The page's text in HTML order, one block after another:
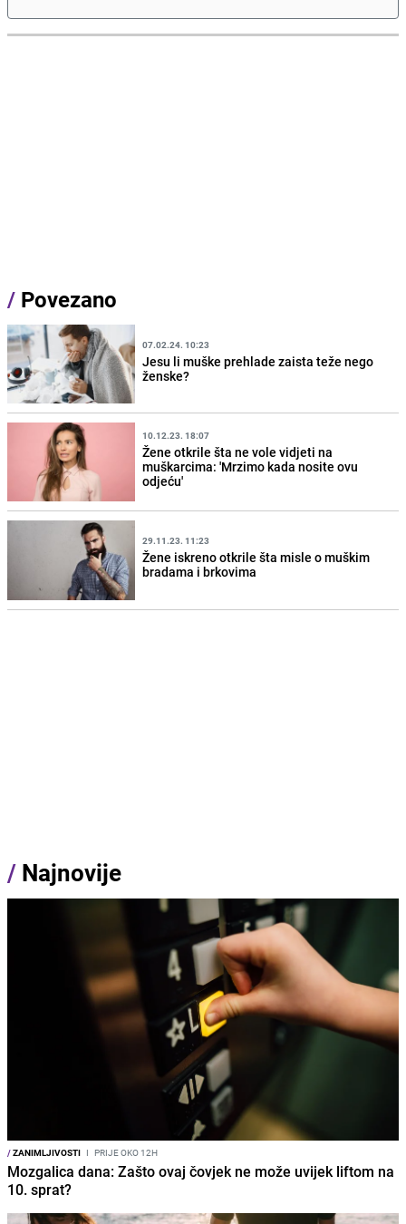
/ Povezano
07.02.24. 10:23
Jesu li muške prehlade zaista teže nego
ženske?
10.12.23. 18:07
Žene otkrile šta ne vole vidjeti na
muškarcima: 'Mrzimo kada nosite ovu
odjeću'
29.11.23. 11:23
Žene iskreno otkrile šta misle o muškim
bradama i brkovima
/ Najnovije
/ZANIMLJIVOSTI I PRIJE OKO 12H
Mozgalica dana: Zašto ovaj čovjek ne može uvijek liftom na
10. sprat?